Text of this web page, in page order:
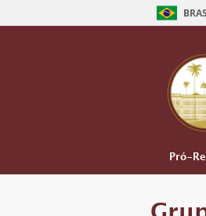
Pró-